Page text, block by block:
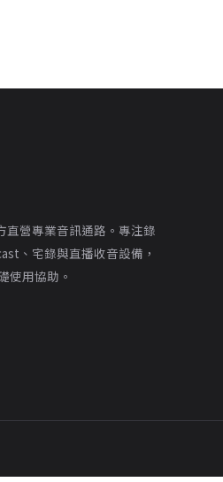
直營專業音訊通路。專注錄
、宅錄與直播收音設備，
使用協助。